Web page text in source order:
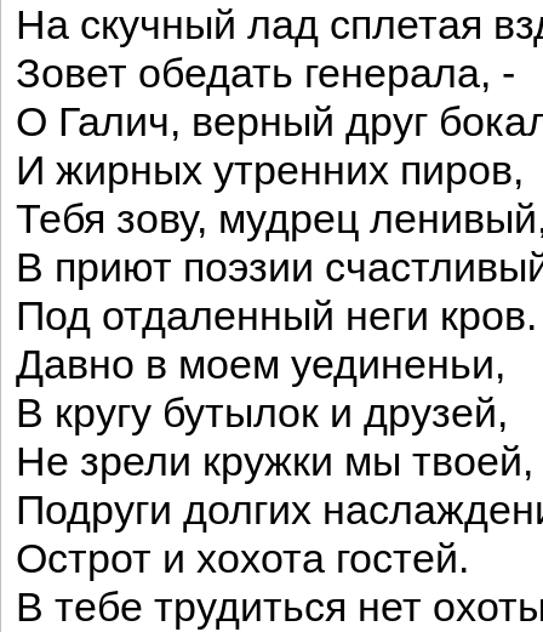
На скучный лад сплетая
Зовет обедать генерала, -
О Галич, верный друг
И жирных утренних пиров,
Тебя зову, мудрец
В приют поэзии
Под отдаленный неги кров.
Давно в моем уединеньи,
В кругу бутылок и друзей,
Не зрели кружки мы твоей,
Подруги долгих
Острот и хохота гостей.
В тебе трудиться нет